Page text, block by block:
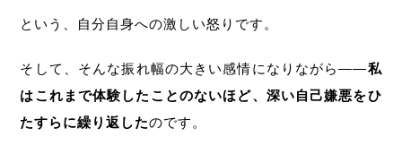
という、自分自身への激しい怒りです。
そして、そんな振れ幅の大きい感情になりながら――私
はこれまで体験したことのないほど、深い自己嫌悪をひ
たすらに繰り返したのです。